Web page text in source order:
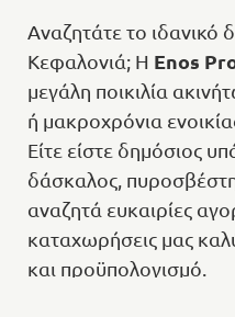
Αναζητάτε το ιδανικό
Κεφαλονιά; Η Enos
μεγάλη ποικιλία
ή μακροχρόνια
Είτε είστε δημόσιος
δάσκαλος,
αναζητά ευκαιρίες
καταχωρήσεις μας
και προϋπολογισμό.